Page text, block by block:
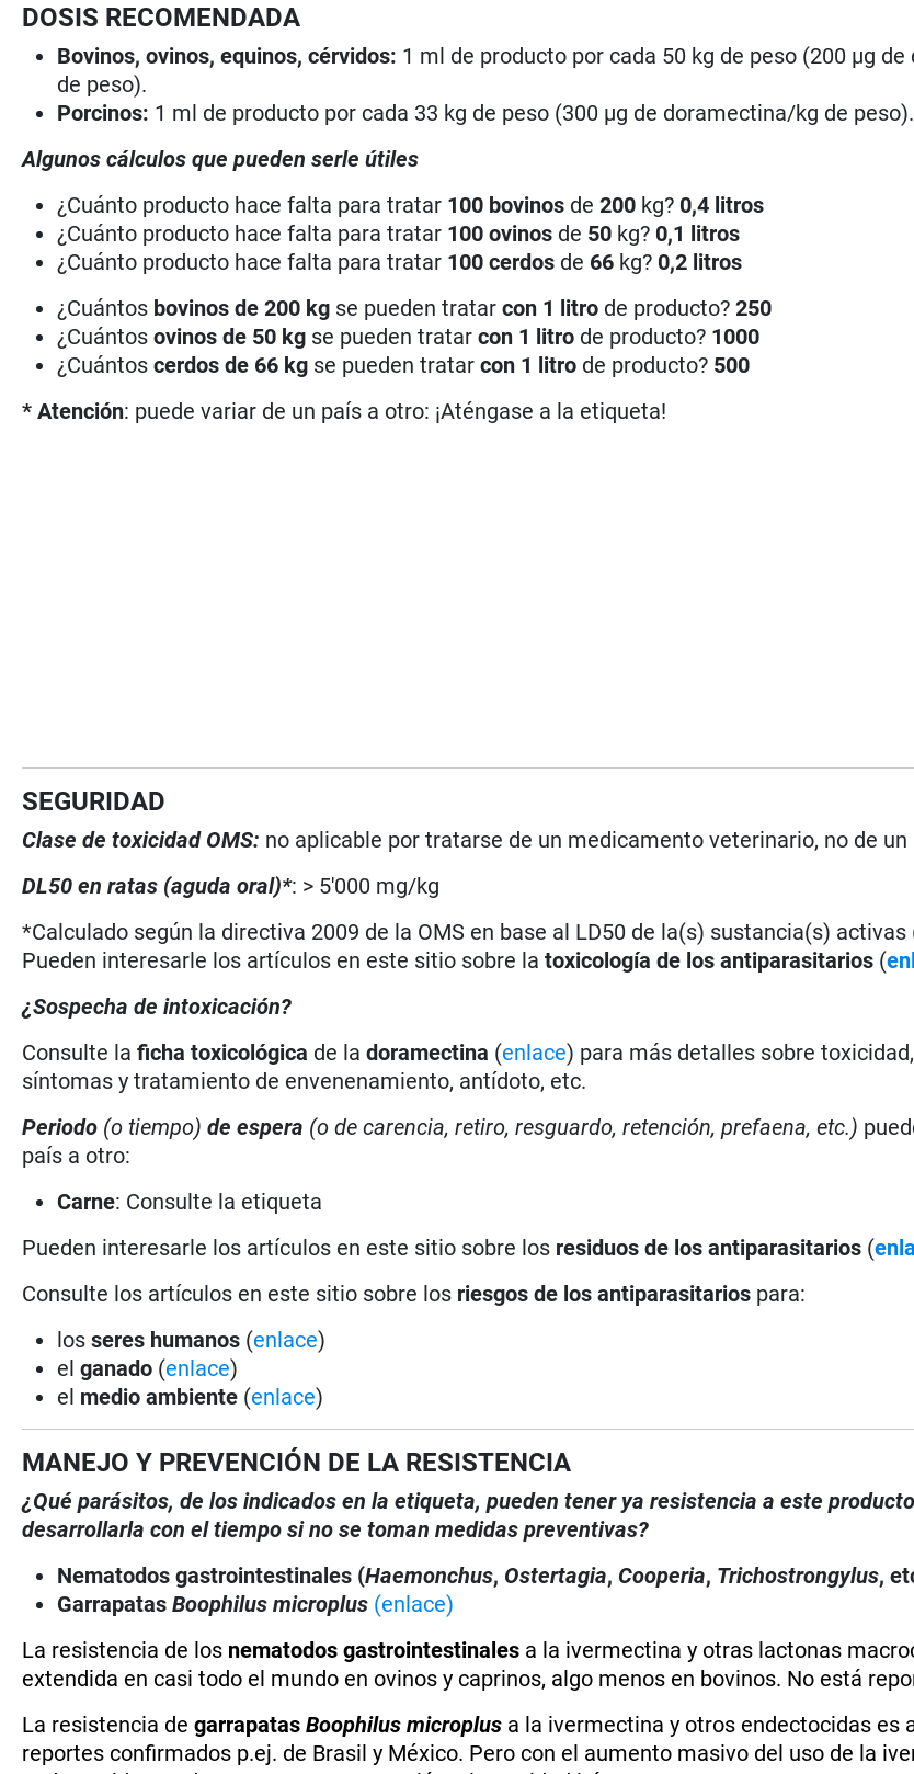
DOSIS RECOMENDADA
Bovinos, ovinos, equinos, cérvidos: 1 ml de producto por cada 50 kg de peso (200 µg
de peso).
Porcinos: 1 ml de producto por cada 33 kg de peso (300 µg de doramectina/kg de peso).
Algunos cálculos que pueden serle útiles
¿Cuánto producto hace falta para tratar 100 bovinos de200 kg? 0,4 litros
¿Cuánto producto hace falta para tratar 100 ovinos de 50 kg? 0,1 litros
¿Cuánto producto hace falta para tratar 100 cerdos de 66 kg? 0,2 litros
¿Cuántos bovinos de 200 kg se pueden tratarcon 1 litro de producto?250
¿Cuántosovinos de 50 kg se pueden tratarcon 1 litro de producto? 1000
¿Cuántoscerdos de 66 kg se pueden tratarcon 1 litro de producto? 500
* Atención: puede variar de un país a otro: ¡Aténgase a la etiqueta!
SEGURIDAD
Clase de toxicidad OMS: no aplicable por tratarse de un medicamento veterinario, no de un
DL50 en ratas (aguda oral)*: > 5'000 mg/kg
*Calculado según la directiva 2009 de la OMS en base al LD50 de la(s) sustancia(s) activas
Pueden interesarle los artículos en este sitio sobre la toxicología de los antiparasitarios (
¿Sospecha de intoxicación?
Consulte laficha toxicológica de ladoramectina (enlace) para más detalles sobre
síntomas y tratamiento de envenenamiento, antídoto, etc.
Periodo (o tiempo) de espera (o de carencia, retiro, resguardo, retención, prefaena, etc.)
país a otro:
Carne: Consulte la etiqueta
Pueden interesarle los artículos en este sitio sobre los residuos de los antiparasitarios (
Consulte los artículos en este sitio sobre los riesgos de los antiparasitarios para:
losseres humanos (enlace)
elganado (enlace)
el medio ambiente (enlace)
MANEJO Y PREVENCIÓN DE LA RESISTENCIA
¿Qué parásitos, de los indicados en la etiqueta, pueden tener ya resistencia a este
desarrollarla con el tiempo si no se toman medidas preventivas?
Nematodos gastrointestinales (Haemonchus, Ostertagia, Cooperia, Trichostrongylus,
GarrapatasBoophilus microplus (enlace)
La resistencia de los nematodos gastrointestinales a la ivermectina y otras lactonas
extendida en casi todo el mundo en ovinos y caprinos, algo menos en bovinos. No está
La resistencia degarrapatasBoophilus microplus a la ivermectina y otros endectocidas es
reportes confirmados p.ej. de Brasil y México. Pero con el aumento masivo del uso de la